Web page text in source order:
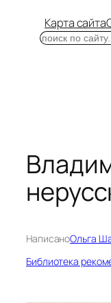
Карта сайта
Поиск
НаписаноОльга
Библиотека